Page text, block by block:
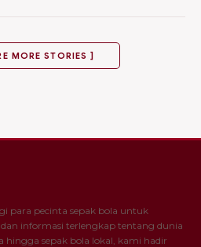
MORE STORIES ]
para pecinta sepak bola untuk
informasi terlengkap tentang dunia
hingga sepak bola lokal, kami hadir